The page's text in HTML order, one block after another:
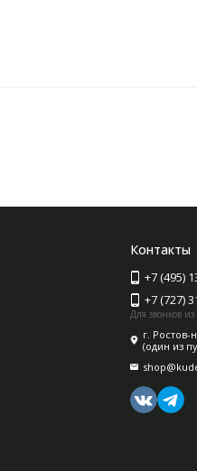
Контакты
+7 (495)
+7 (727)
Для звонков из
г. Ростов-
(один из